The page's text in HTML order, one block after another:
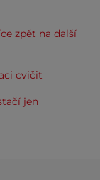
zpět na další
cvičit
jen